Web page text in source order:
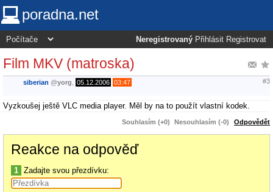
poradna.net
Neregistrovaný Přihlásit Registrovat
Film MKV (matroska)
siberian @yorg 05.12.2006 03:47 #3
Vyzkoušej ještě VLC media player. Měl by na to použít vlastní kodek.
Souhlasím (+0) Nesouhlasím (-0) Odpovědět
Reakce na odpověď
1 Zadajte svou přezdívku: